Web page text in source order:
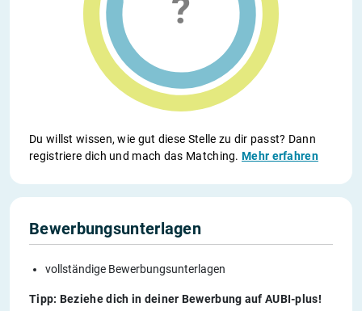
Du willst wissen, wie gut diese Stelle zu dir passt? Dann
registriere dich und mach das Matching.Mehr erfahren
Bewerbungsunterlagen
vollständige Bewerbungsunterlagen
Tipp: Beziehe dich in deiner Bewerbung auf AUBI-plus!